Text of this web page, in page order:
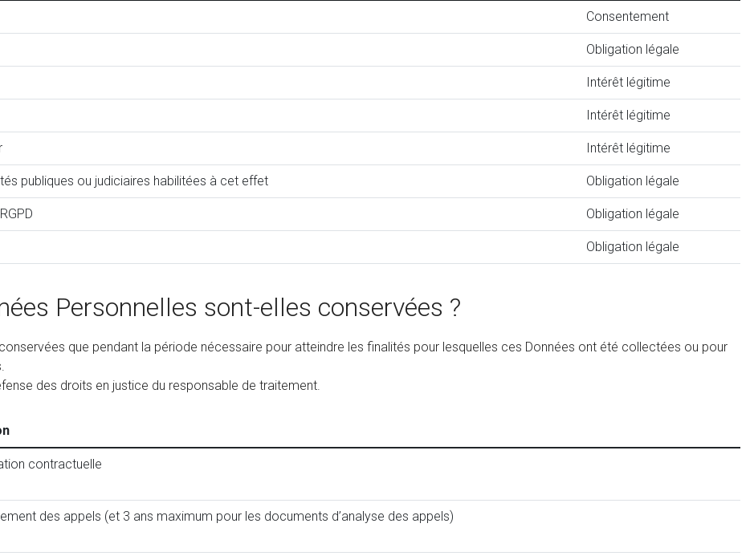
Consentement
Obligation légale
Intérêt légitime
Intérêt légitime
Intérêt légitime
publiques ou judiciaires habilitées à cet effet Obligation légale
Obligation légale
Obligation légale
Personnelles sont-elles conservées ?
que pendant la période nécessaire pour atteindre les finalités pour lesquelles ces Données ont été collectées ou pour
des droits en justice du responsable de traitement.
contractuelle
des appels (et 3 ans maximum pour les documents d’analyse des appels)